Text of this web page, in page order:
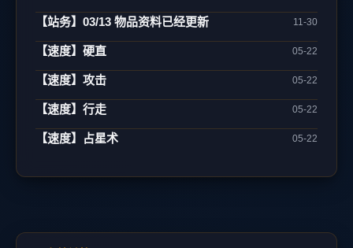
【站务】03/13 物品资料已经更新 11-30
【速度】硬直 05-22
【速度】攻击 05-22
【速度】行走 05-22
【速度】占星术 05-22